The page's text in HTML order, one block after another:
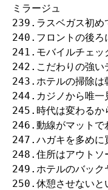
ミラージュ
239.ラスベガス初め
240.フロントの後ろ
241.モバイルチェッ
242.こだわりの強い
243.ホテルの掃除は
244.カジノから唯一
245.時代は変わるか
246.動線がマットで
247.ハガキを多めに
248.住所はアウトソ
249.ホテルのバック
250.休憩させないと